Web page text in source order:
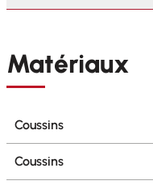
Matériaux
Coussins
Coussins